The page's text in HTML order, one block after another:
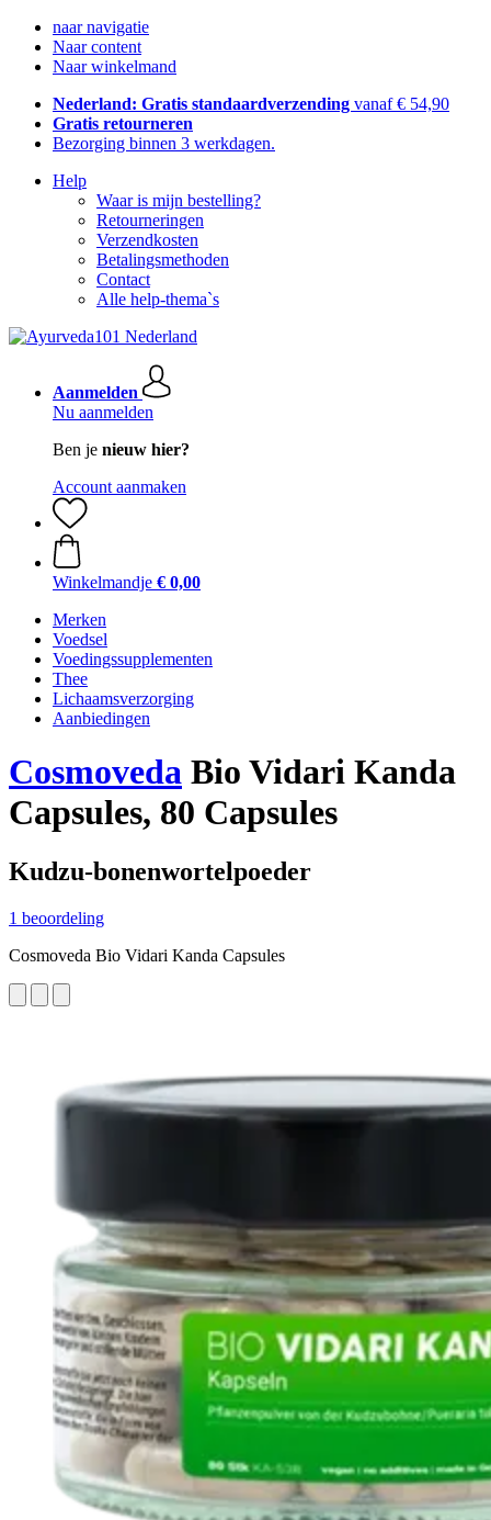
naar navigatie
Naar content
Naar winkelmand
Nederland: Gratis standaardverzending vanaf € 54,90
Gratis retourneren
Bezorging binnen 3 werkdagen.
Help
Waar is mijn bestelling?
Retourneringen
Verzendkosten
Betalingsmethoden
Contact
Alle help-thema`s
Aanmelden
Nu aanmelden
Ben je nieuw hier?
Account aanmaken
Winkelmandje € 0,00
Merken
Voedsel
Voedingssupplementen
Thee
Lichaamsverzorging
Aanbiedingen
Cosmoveda Bio Vidari Kanda
Capsules, 80 Capsules
Kudzu-bonenwortelpoeder
1 beoordeling
Cosmoveda Bio Vidari Kanda Capsules